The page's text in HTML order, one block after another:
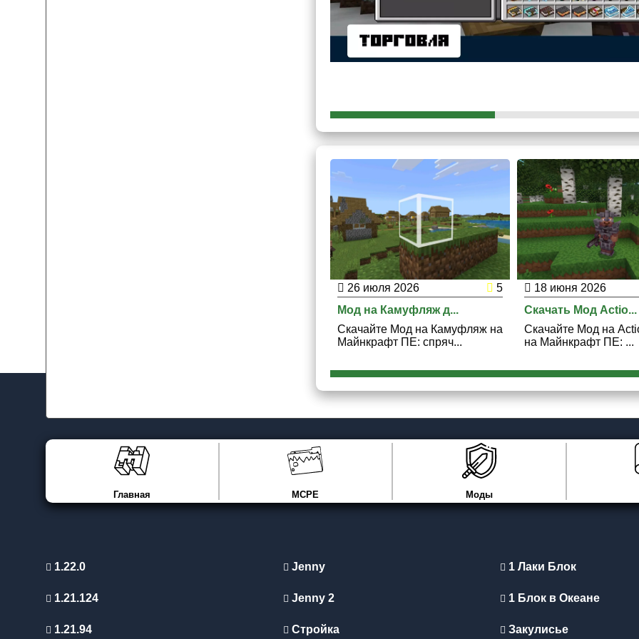
Особенности добавления текстуры книги делают игру
могут легко определить, какое зачарование находится
позволяет экономить время и усилия при поиске нужного
26 июля 2026
5
Мод на Камуфляж д...
Скачайте Мод на Камуфляж на
Майнкрафт ПЕ: спряч...
18 июня 2026
Скачать Мод Actio...
Скачайте Мод на
на Майнкрафт ПЕ: ...
Главная MCPE Моды
1.22.0
1.21.124
1.21.94
Jenny
Jenny 2
Стройка
1 Лаки Блок
1 Блок в Океане
Закулисье